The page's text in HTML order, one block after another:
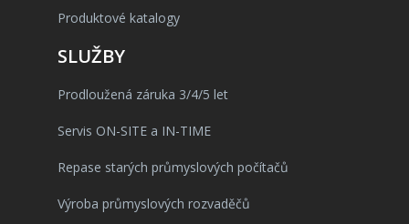
Produktové katalogy
SLUŽBY
Prodloužená záruka 3/4/5 let
Servis ON-SITE a IN-TIME
Repase starých průmyslových počítačů
Výroba průmyslových rozvaděčů